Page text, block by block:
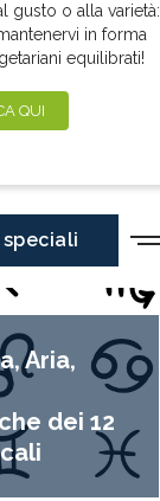
gusto o alla varietà:
in forma
equilibrati!
QUI
Aria,
dei 12